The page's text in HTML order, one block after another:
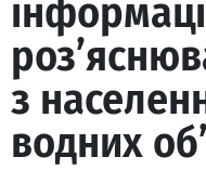
з
водних